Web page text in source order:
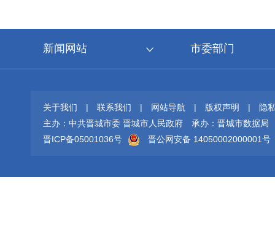
新闻网站 市委部门
关于我们 | 联系我们 | 网站导航 | 版权声明 |
隐
主办：中共晋城市委 晋城市人民政府
承办：晋城市数据局
晋ICP备05001036号
晋公网安备 14050002000001号